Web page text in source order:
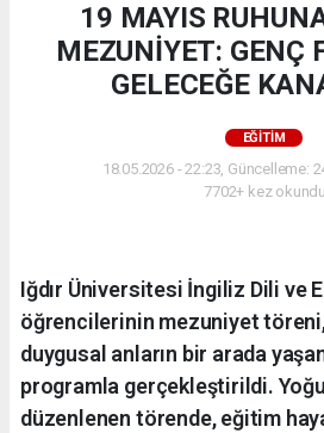
19 MAYIS
MEZUNİYET: GENÇ
GELECEĞE
EĞİTİM
18.05.2026 - 22:23, Güncelleme:
7702+ kez
Iğdır Üniversitesi İngiliz Dili ve
öğrencilerinin mezuniyet
duygusal anların bir arada
programla gerçekleştirildi.
düzenlenen törende, eğitim